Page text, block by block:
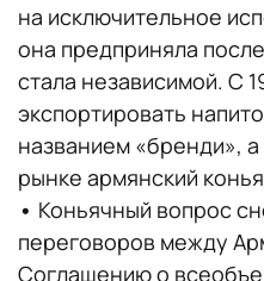
на исключительное
она предприняла
стала независимой. С
экспортировать
названием «бренди»,
рынке армянский
• Коньячный вопрос
переговоров между
Соглашению о